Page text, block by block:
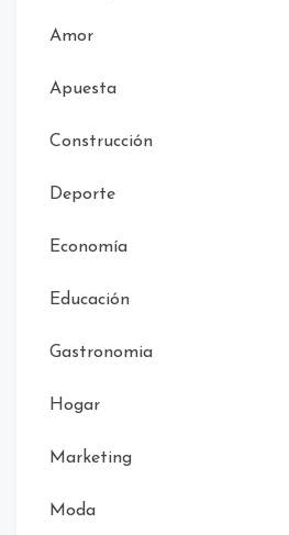
Amor
Apuesta
Construcción
Deporte
Economía
Educación
Gastronomia
Hogar
Marketing
Moda